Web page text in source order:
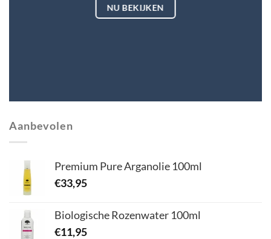
NU BEKIJKEN
Aanbevolen
Premium Pure Arganolie 100ml
€33,95
Biologische Rozenwater 100ml
€11,95